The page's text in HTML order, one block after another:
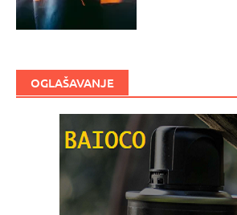
OGLAŠAVANJE